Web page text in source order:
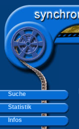
Suche
Statistik
Infos